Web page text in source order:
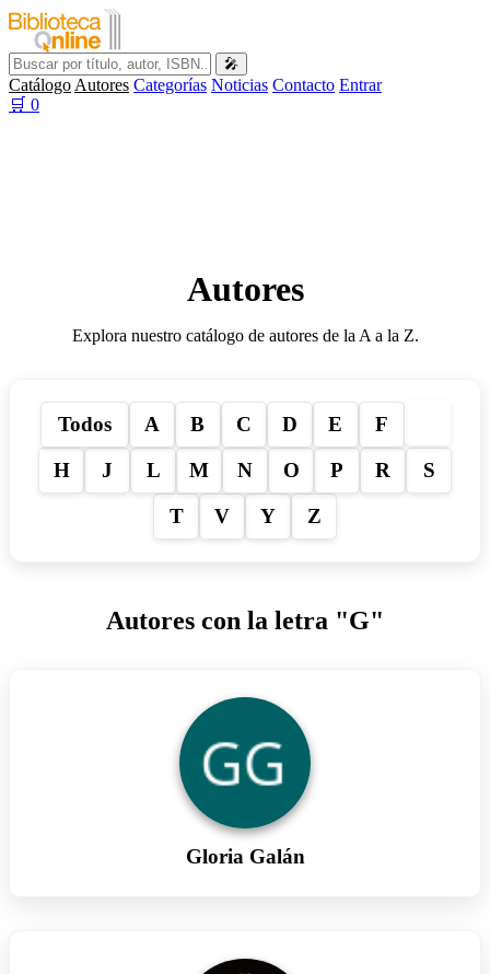
🎤
Catálogo Autores Categorías Noticias Contacto Entrar
🛒 0
Autores
Explora nuestro catálogo de autores de la A a la Z.
Todos A B C D E F
H J L M N O P R
S
T
V Y Z
Autores con la letra "G"
Gloria Galán